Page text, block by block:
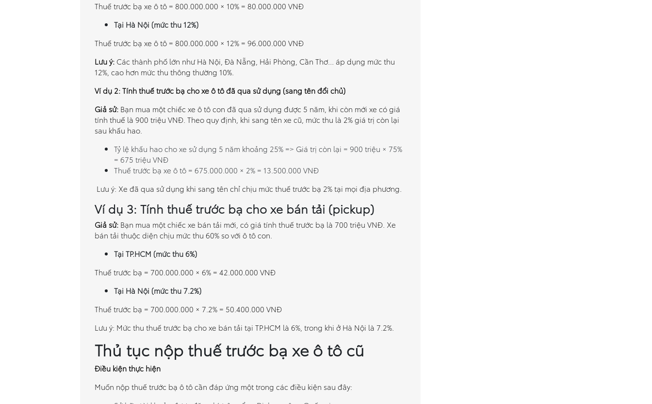
Thuế trước bạ xe ô tô = 800.000.000 × 10% = 80.000.000 VNĐ
Tại Hà Nội (mức thu 12%)
Thuế trước bạ xe ô tô = 800.000.000 × 12% = 96.000.000 VNĐ
Lưu ý: Các thành phố lớn như Hà Nội, Đà Nẵng, Hải Phòng, Cần Thơ... áp dụng mức thu
12%, cao hơn mức thu thông thường 10%.
Ví dụ 2: Tính thuế trước bạ cho xe ô tô đã qua sử dụng (sang tên đổi chủ)
Giả sử: Bạn mua một chiếc xe ô tô con đã qua sử dụng được 5 năm, khi còn mới xe có giá
tính thuế là 900 triệu VNĐ. Theo quy định, khi sang tên xe cũ, mức thu là 2% giá trị còn lại
sau khấu hao.
Tỷ lệ khấu hao cho xe sử dụng 5 năm khoảng 25% => Giá trị còn lại = 900 triệu × 75%
= 675 triệu VNĐ
Thuế trước bạ xe ô tô = 675.000.000 × 2% = 13.500.000 VNĐ
Lưu ý: Xe đã qua sử dụng khi sang tên chỉ chịu mức thuế trước bạ 2% tại mọi địa phương.
Ví dụ 3: Tính thuế trước bạ cho xe bán tải (pickup)
Giả sử: Bạn mua một chiếc xe bán tải mới, có giá tính thuế trước bạ là 700 triệu VNĐ. Xe
bán tải thuộc diện chịu mức thu 60% so với ô tô con.
Tại TP.HCM (mức thu 6%)
Thuế trước bạ = 700.000.000 × 6% = 42.000.000 VNĐ
Tại Hà Nội (mức thu 7.2%)
Thuế trước bạ = 700.000.000 × 7.2% = 50.400.000 VNĐ
Lưu ý: Mức thu thuế trước bạ cho xe bán tải tại TP.HCM là 6%, trong khi ở Hà Nội là 7.2%.
Thủ tục nộp thuế trước bạ xe ô tô cũ
Điều kiện thực hiện
Muốn nộp thuế trước bạ ô tô cần đáp ứng một trong các điều kiện sau đây: